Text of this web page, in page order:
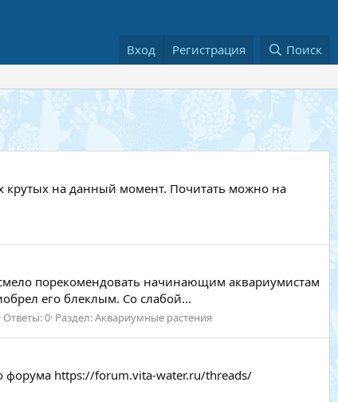
Вход Регистрация Поиск
крутых на данный момент. Почитать можно на
порекомендовать начинающим аквариумистам
его блеклым. Со слабой...
Ответы: 0 Раздел:Аквариумные растения
форума https://forum.vita-water.ru/threads/